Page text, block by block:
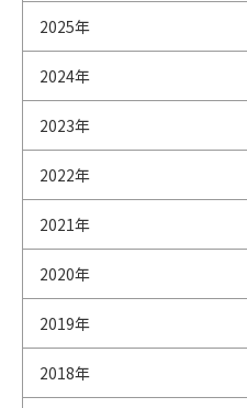
2025年
2024年
2023年
2022年
2021年
2020年
2019年
2018年